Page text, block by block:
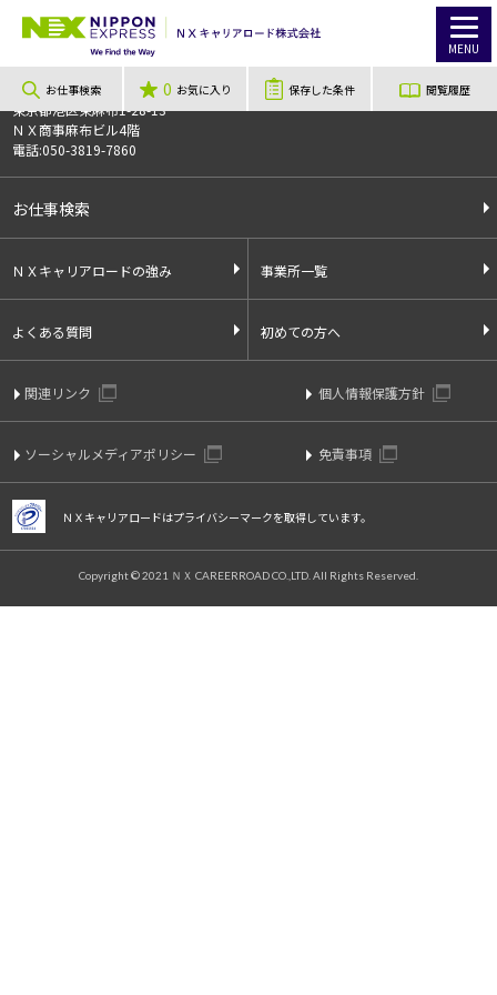
MENU
お仕事検索 0 お気に入り 保存した条件 閲覧履歴
TOP お仕事検索
013897
〒106-0044
東京都港区東麻布1-28-13
ＮＸ商事麻布ビル4階
電話:050-3819-7860
お仕事検索
ＮＸキャリアロードの強み 事業所一覧
よくある質問 初めての方へ
関連リンク 個人情報保護方針
ソーシャルメディアポリシー 免責事項
ＮＸキャリアロードはプライバシーマークを取得しています。
Copyright © 2021 ＮＸ CAREERROAD CO.,LTD. All Rights Reserved.